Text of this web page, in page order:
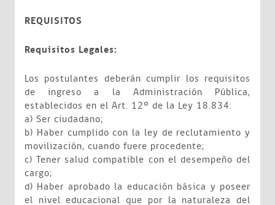
REQUISITOS
Requisitos Legales:
Los postulantes deberán cumplir los requisitos
de ingreso a la Administración Pública,
establecidos en el Art. 12º de la Ley 18.834:
a) Ser ciudadano;
b) Haber cumplido con la ley de reclutamiento y
movilización, cuando fuere procedente;
c) Tener salud compatible con el desempeño del
cargo;
d) Haber aprobado la educación básica y poseer
el nivel educacional que por la naturaleza del